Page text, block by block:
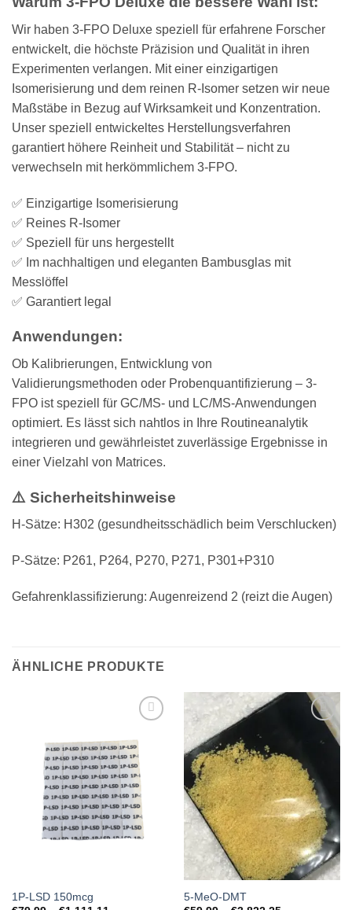
Wir haben 3-FPO Deluxe speziell für erfahrene Forscher
entwickelt, die höchste Präzision und Qualität in ihren
Experimenten verlangen. Mit einer einzigartigen
Isomerisierung und dem reinen R-Isomer setzen wir neue
Maßstäbe in Bezug auf Wirksamkeit und Konzentration.
Unser speziell entwickeltes Herstellungsverfahren
garantiert höhere Reinheit und Stabilität – nicht zu
verwechseln mit herkömmlichem 3-FPO.
✅ Einzigartige Isomerisierung
✅ Reines R-Isomer
✅ Speziell für uns hergestellt
✅ Im nachhaltigen und eleganten Bambusglas mit
Messlöffel
✅ Garantiert legal
Anwendungen:
Ob Kalibrierungen, Entwicklung von
Validierungsmethoden oder Probenquantifizierung – 3-
FPO ist speziell für GC/MS- und LC/MS-Anwendungen
optimiert. Es lässt sich nahtlos in Ihre Routineanalytik
integrieren und gewährleistet zuverlässige Ergebnisse in
einer Vielzahl von Matrices.
⚠️ Sicherheitshinweise
H-Sätze: H302 (gesundheitsschädlich beim Verschlucken)
P-Sätze: P261, P264, P270, P271, P301+P310
Gefahrenklassifizierung: Augenreizend 2 (reizt die Augen)
ÄHNLICHE PRODUKTE
wishlist
1P-LSD 150mcg
Add to
wishlist
5-MeO-DMT